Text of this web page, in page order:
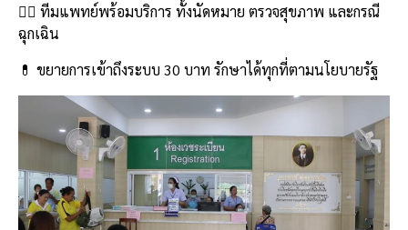
k
🧑‍⚕️ ทีมแพทย์พร้อมบริการ ทั้งนัดหมาย ตรวจสุขภาพ และกรณี
ฉุกเฉิน
💊 ขยายการเข้าถึงระบบ 30 บาท รักษาได้ทุกที่ตามนโยบายรัฐ